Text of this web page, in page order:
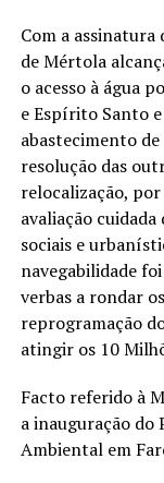
Com a
de Mértola
o acesso à água
e Espírito Santo
abastecimento
resolução das
relocalização,
avaliação
sociais e
navegabilidade
verbas a rondar
reprogramação
atingir os 10
Facto referido à
a inauguração do
Ambiental em